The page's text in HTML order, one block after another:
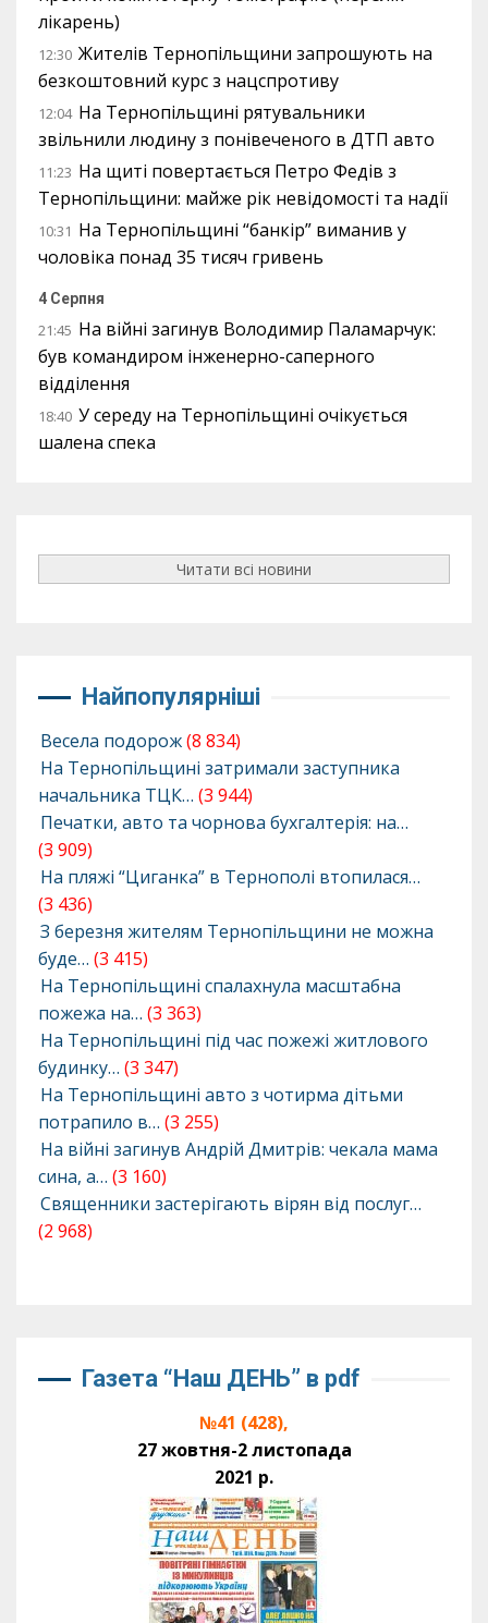
лікарень)
12:30 Жителів Тернопільщини запрошують на
безкоштовний курс з нацспротиву
12:04 На Тернопільщині рятувальники
звільнили людину з понівеченого в ДТП авто
11:23 На щиті повертається Петро Федів з
Тернопільщини: майже рік невідомості та надії
10:31 На Тернопільщині “банкір” виманив у
чоловіка понад 35 тисяч гривень
4 Серпня
21:45 На війні загинув Володимир Паламарчук:
був командиром інженерно-саперного
відділення
18:40 У середу на Тернопільщині очікується
шалена спека
Читати всі новини
Найпопулярніші
Весела подорож(8 834)
На Тернопільщині затримали заступника
начальника ТЦК… (3 944)
Печатки, авто та чорнова бухгалтерія: на…
(3 909)
На пляжі “Циганка” в Тернополі втопилася…
(3 436)
З березня жителям Тернопільщини не можна
буде… (3 415)
На Тернопільщині спалахнула масштабна
пожежа на… (3 363)
На Тернопільщині під час пожежі житлового
будинку… (3 347)
На Тернопільщині авто з чотирма дітьми
потрапило в… (3 255)
На війні загинув Андрій Дмитрів: чекала мама
сина, а… (3 160)
Священники застерігають вірян від послуг…
(2 968)
Газета “Наш ДЕНЬ” в pdf
№41 (428),
27 жовтня-2 листопада
2021 р.